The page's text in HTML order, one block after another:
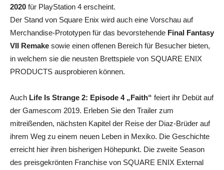
2020 für PlayStation 4 erscheint.
Der Stand von Square Enix wird auch eine Vorschau auf
Merchandise-Prototypen für das bevorstehende Final Fantasy
VII Remake sowie einen offenen Bereich für Besucher bieten,
in welchem sie die neusten Brettspiele von SQUARE ENIX
PRODUCTS ausprobieren können.
Auch Life Is Strange 2: Episode 4 „Faith“ feiert ihr Debüt auf
der Gamescom 2019. Erleben Sie den Trailer zum
mitreißenden, nächsten Kapitel der Reise der Diaz-Brüder auf
ihrem Weg zu einem neuen Leben in Mexiko. Die Geschichte
erreicht hier ihren bisherigen Höhepunkt. Die zweite Season
des preisgekrönten Franchise von SQUARE ENIX External